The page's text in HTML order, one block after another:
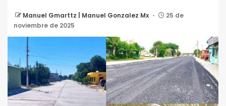
Manuel Gmarttz | Manuel Gonzalez Mx
25 de
noviembre de 2025